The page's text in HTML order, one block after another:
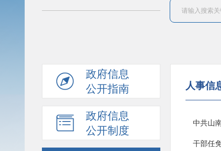
政府信息
公开指南
政府信息
公开制度
人事信
中共山
干部任